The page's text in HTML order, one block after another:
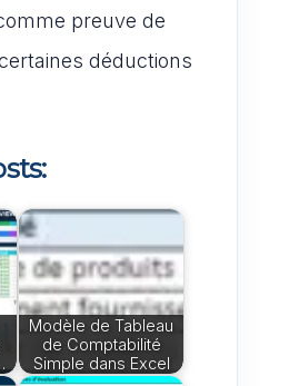
preuve de
déductions
Modèle de Tableau
de Comptabilité
Simple dans Excel